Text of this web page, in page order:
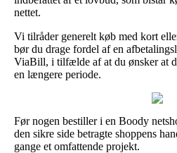
nettet.
Vi tilråder generelt køb med kort
bør du drage fordel af en
ViaBill, i tilfælde af at du ønsker at
en længere periode.
Før nogen bestiller i en Boody
den sikre side betragte shoppens
gange et omfattende projekt.